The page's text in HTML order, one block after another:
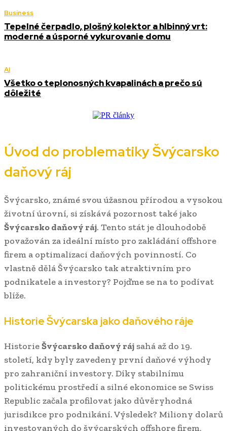
Business
Tepelné čerpadlo, plošný kolektor a hlbinný vrt:
moderné a úsporné vykurovanie domu
AI
Všetko o teplonosných kvapalinách a prečo sú
dôležité
Úvod do problematiky Švýcarsko
daňový ráj
Švýcarsko, známé svou úžasnou přírodou a vysokou
životní úrovní, si získává pozornost také jako
Švýcarsko daňový ráj. Tento stát je dlouhodobě
považován za ideální místo pro zakládání offshore
firem a optimalizaci daňových povinností. Co
vlastně dělá Švýcarsko tak atraktivním pro
podnikatele a investory? Pojďme se na to podívat
blíže.
Historie Švýcarska jako daňového ráje
HistorieŠvýcarsko daňový ráj sahá až do 19.
století, kdy byly zavedeny první daňové výhody
pro zahraniční investory. Díky stabilnímu
politickému prostředí a silné ekonomice se Swiss
Republic začala profilovat jako důvěryhodná
jurisdikce pro podnikání. Výsledek? Miliony dolarů
investovaných do švýcarských offshore firem,